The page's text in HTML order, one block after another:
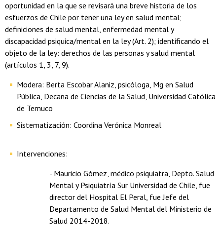
oportunidad en la que se revisará una breve historia de los
esfuerzos de Chile por tener una ley en salud mental;
definiciones de salud mental, enfermedad mental y
discapacidad psiquica/mental en la ley (Art. 2); identificando el
objeto de la ley: derechos de las personas y salud mental
(artículos 1, 3, 7, 9).
Modera: Berta Escobar Alaniz, psicóloga, Mg en Salud
Pública, Decana de Ciencias de la Salud, Universidad Católica
de Temuco
Sistematización: Coordina Verónica Monreal
Intervenciones:
- Mauricio Gómez, médico psiquiatra, Depto. Salud
Mental y Psiquiatría Sur Universidad de Chile, fue
director del Hospital El Peral, fue Jefe del
Departamento de Salud Mental del Ministerio de
Salud 2014-2018.